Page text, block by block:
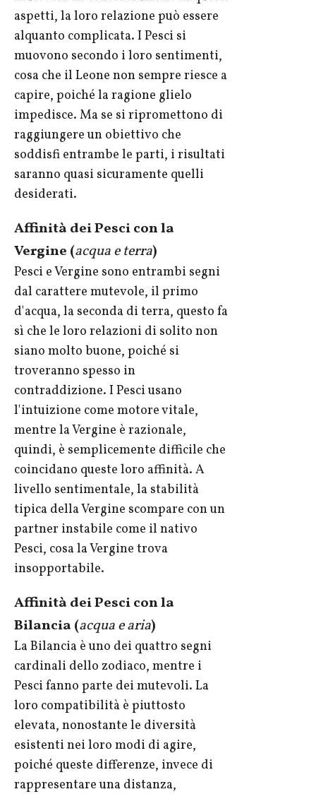
aspetti, la loro relazione può essere
alquanto complicata. I Pesci si
muovono secondo i loro sentimenti,
cosa che il Leone non sempre riesce a
capire, poiché la ragione glielo
impedisce. Ma se si ripromettono di
raggiungere un obiettivo che
soddisfi entrambe le parti, i risultati
saranno quasi sicuramente quelli
desiderati.
Affinità dei Pesci con la
Vergine (acqua e terra)
Pesci e Vergine sono entrambi segni
dal carattere mutevole, il primo
d'acqua, la seconda di terra, questo fa
sì che le loro relazioni di solito non
siano molto buone, poiché si
troveranno spesso in
contraddizione. I Pesci usano
l'intuizione come motore vitale,
mentre la Vergine è razionale,
quindi, è semplicemente difficile che
coincidano queste loro affinità. A
livello sentimentale, la stabilità
tipica della Vergine scompare con un
partner instabile come il nativo
Pesci, cosa la Vergine trova
insopportabile.
Affinità dei Pesci con la
Bilancia (acqua e aria)
La Bilancia è uno dei quattro segni
cardinali dello zodiaco, mentre i
Pesci fanno parte dei mutevoli. La
loro compatibilità è piuttosto
elevata, nonostante le diversità
esistenti nei loro modi di agire,
poiché queste differenze, invece di
rappresentare una distanza,